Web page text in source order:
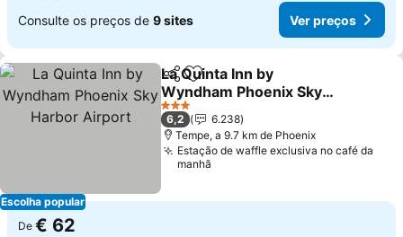
Consulte os preços de 9 sites Ver preços
Escolha popular
PartilharAdicionar aos favoritos
La Quinta Inn by
Wyndham Phoenix Sky
Harbor Airport
3 Estrelas
6,2
6.238
Tempe, a 9.7 km de Phoenix
Estação de waffle exclusiva no café da
manhã
De € 62